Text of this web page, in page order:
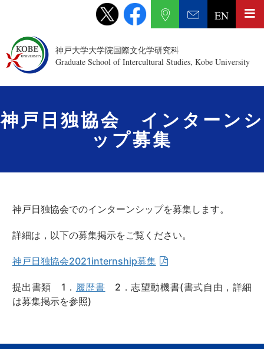
神戸大学大学院国際文化学研究科
Graduate School of Intercultural Studies, Kobe University
EN
神戸日独協会 インターンシ
ップ募集
神戸日独協会でのインターンシップを募集します。
詳細は，以下の募集掲示をご覧ください。
神戸日独協会2021internship募集
提出書類 1． 履歴書 2．志望動機書(書式自由，詳細
は募集掲示を参照)